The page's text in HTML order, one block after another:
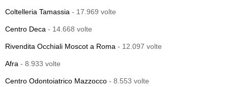
Coltelleria Tamassia - 17.969 volte
Centro Deca - 14.668 volte
Rivendita Occhiali Moscot a Roma - 12.097 volte
Afra - 8.933 volte
Centro Odontoiatrico Mazzocco - 8.553 volte